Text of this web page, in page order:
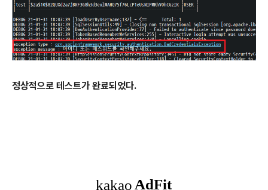
정상적으로 테스트가 완료되었다.